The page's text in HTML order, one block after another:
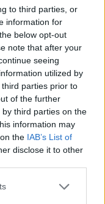
to third parties, or
information for
below opt-out
note that after your
seeing
utilized by
parties prior to
of the further
third parties on the
information may
the IAB’s List of
disclose it to other
sistema de
datos y su
digital a nivel
o
Estática
electrizante.
un